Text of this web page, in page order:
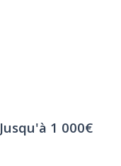
Jusqu'à 1 000€